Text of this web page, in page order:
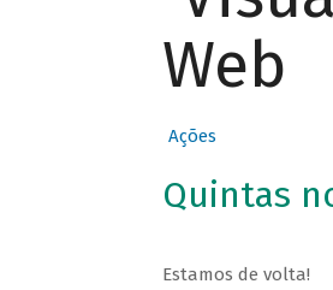
Web
Ações
Quintas
Estamos de volta!